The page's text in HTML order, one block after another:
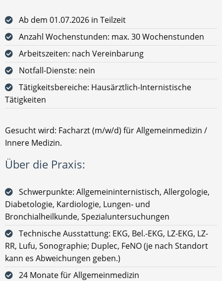
Ab dem 01.07.2026 in Teilzeit
Anzahl Wochenstunden: max. 30 Wochenstunden
Arbeitszeiten: nach Vereinbarung
Notfall-Dienste: nein
Tätigkeitsbereiche: Hausärztlich-Internistische
Tätigkeiten
Gesucht wird: Facharzt (m/w/d) für Allgemeinmedizin /
Innere Medizin.
Über die Praxis:
Schwerpunkte: Allgemeininternistisch, Allergologie,
Diabetologie, Kardiologie, Lungen- und
Bronchialheilkunde, Spezialuntersuchungen
Technische Ausstattung: EKG, Bel.-EKG, LZ-EKG, LZ-
RR, Lufu, Sonographie; Duplec, FeNO (je nach Standort
kann es Abweichungen geben.)
24 Monate für Allgemeinmedizin